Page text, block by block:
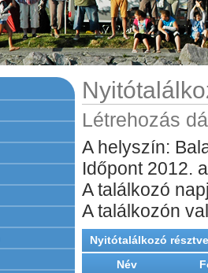
Létrehozás
A helyszín:
Időpont 2012.
A találkozó
A találkozón
Nyitótalálkozó
Név